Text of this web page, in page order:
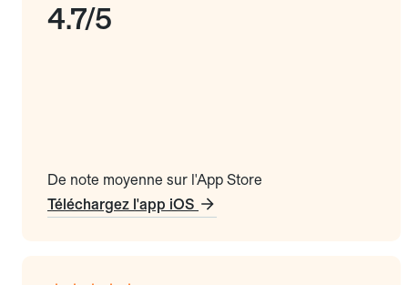
4.7/5
De note moyenne sur l'App Store
Téléchargez l'app iOS